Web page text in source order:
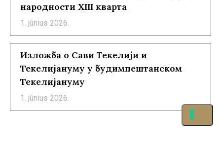
народности XIII кварта
1. június 2026.
Изложба о Сави Текелији и
Текелијануму у будимпештанском
Текелијануму
1. június 2026.